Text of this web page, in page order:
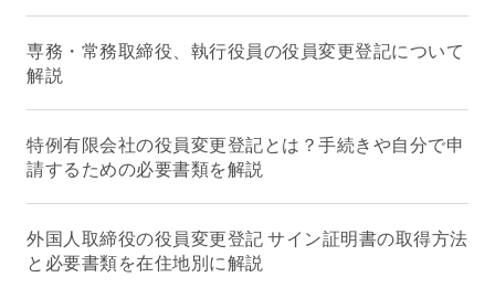
専務・常務取締役、執行役員の役員変更登記について
解説
特例有限会社の役員変更登記とは？手続きや自分で申
請するための必要書類を解説
外国人取締役の役員変更登記 サイン証明書の取得方法
と必要書類を在住地別に解説